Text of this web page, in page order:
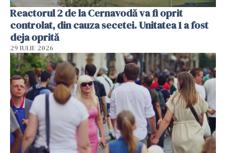
Reactorul 2 de la Cernavodă va fi oprit
controlat, din cauza secetei. Unitatea 1 a fost
deja oprită
29 IULIE 2026